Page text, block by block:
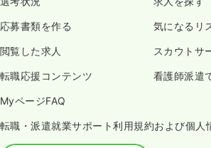
応募書類を作る 気になるリ
閲覧した求人 スカウトサ
転職応援コンテンツ 看護師派遣
MyページFAQ
転職・派遣就業サポート利用規約および個人